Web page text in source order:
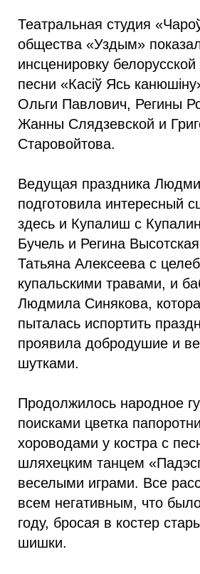
Театральная студия
общества «Уздым»
инсценировку
песни «Касіў Ясь
Ольги Павлович, Регины
Жанны Слядзевской и
Старовойтова.
Ведущая праздника
подготовила интересный
здесь и Купалиш с
Бучель и Регина
Татьяна Алексеева с
купальскими травами, и
Людмила Синякова,
пыталась испортить
проявила добродушие и
шутками.
Продолжилось народное
поисками цветка
хороводами у костра с
шляхецким танцем
веселыми играми. Все
всем негативным, что
году, бросая в костер
шишки.